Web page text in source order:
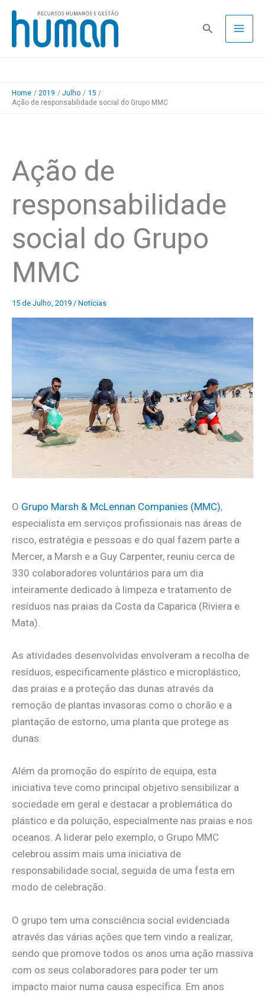
Skip
content
Pesquisa
Home 2019 Julho
15
Ação de responsabilidade social do Grupo MMC
Ação de
responsabilidade
social do Grupo
MMC
15 de Julho, 2019 / Notícias
O Grupo Marsh & McLennan Companies (MMC),
especialista em serviços profissionais nas áreas de
risco, estratégia e pessoas e do qual fazem parte a
Mercer, a Marsh e a Guy Carpenter, reuniu cerca de
330 colaboradores voluntários para um dia
inteiramente dedicado à limpeza e tratamento de
resíduos nas praias da Costa da Caparica (Riviera e
Mata).
As atividades desenvolvidas envolveram a recolha de
resíduos, especificamente plástico e microplástico,
das praias e a proteção das dunas através da
remoção de plantas invasoras como o chorão e a
plantação de estorno, uma planta que protege as
dunas.
Além da promoção do espírito de equipa, esta
iniciativa teve como principal objetivo sensibilizar a
sociedade em geral e destacar a problemática do
plástico e da poluição, especialmente nas praias e nos
oceanos. A liderar pelo exemplo, o Grupo MMC
celebrou assim mais uma iniciativa de
responsabilidade social, seguida de uma festa em
modo de celebração.
O grupo tem uma consciência social evidenciada
através das várias ações que tem vindo a realizar,
sendo que promove todos os anos uma ação massiva
com os seus colaboradores para poder ter um
impacto maior numa causa específica. Em anos